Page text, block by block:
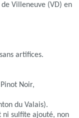
Villeneuve (VD) en
artifices.
Noir,
du Valais).
ni sulfite ajouté, non